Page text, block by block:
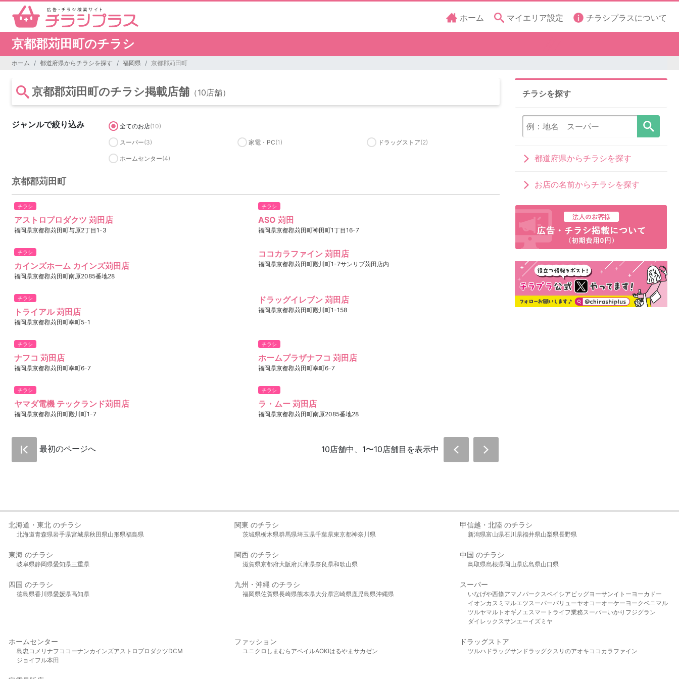
ホーム マイエリア設定 チラシプラスについて
京都郡苅田町のチラシ
ホーム 都道府県からチラシを探す 福岡県 京都郡苅田町
京都郡苅田町のチラシ掲載店舗 （10店舗）
ジャンルで絞り込み 全てのお店(10)
スーパー(3) 家電・PC(1) ドラッグストア(2)
ホームセンター(4)
京都郡苅田町
チラシ
アストロプロダクツ 苅田店
福岡県京都郡苅田町与原2丁目1-3
チラシ
ASO 苅田
福岡県京都郡苅田町神田町1丁目16-7
チラシ
カインズホーム カインズ苅田店
福岡県京都郡苅田町南原2085番地28
ココカラファイン 苅田店
福岡県京都郡苅田町殿川町1-7サンリブ苅田店内
チラシ
トライアル 苅田店
福岡県京都郡苅田町幸町5-1
ドラッグイレブン 苅田店
福岡県京都郡苅田町殿川町1-158
チラシ
ナフコ 苅田店
福岡県京都郡苅田町幸町6-7
チラシ
ホームプラザナフコ 苅田店
福岡県京都郡苅田町幸町6-7
チラシ
ヤマダ電機 テックランド苅田店
福岡県京都郡苅田町殿川町1-7
チラシ
ラ・ムー 苅田店
福岡県京都郡苅田町南原2085番地28
最初のページへ 10店舗中、1〜10店舗目を表示中
チラシを探す
都道府県からチラシを探す
お店の名前からチラシを探す
北海道・東北 のチラシ
北海道青森県岩手県宮城県秋田県山形県福島県
関東 のチラシ
茨城県栃木県群馬県埼玉県千葉県東京都神奈川県
甲信越・北陸 のチラシ
新潟県富山県石川県福井県山梨県長野県
東海 のチラシ
岐阜県静岡県愛知県三重県
関西 のチラシ
滋賀県京都府大阪府兵庫県奈良県和歌山県
中国 のチラシ
鳥取県島根県岡山県広島県山口県
四国 のチラシ
徳島県香川県愛媛県高知県
九州・沖縄 のチラシ
福岡県佐賀県長崎県熊本県大分県宮崎県鹿児島県沖縄県
スーパー
いなげや西條アマノパークスベイシア ビッグヨーサンイトーヨーカドー
イオンカスミ マルエツスーパーバリューヤオコーオーケー ヨークベニマル
ツルヤマルト オギノ エスマート ライフ業務スーパーいかり フジグラン
ダイレックスサンエーイズミヤ
ホームセンター
島忠 コメリ ナフコ コーナンカインズアストロプロダクツDCM
ジョイフル本田
ファッション
ユニクロ しまむら アベイルAOKIはるやま サカゼン
ドラッグストア
ツルハドラッグサンドラッグクスリのアオキ ココカラファイン